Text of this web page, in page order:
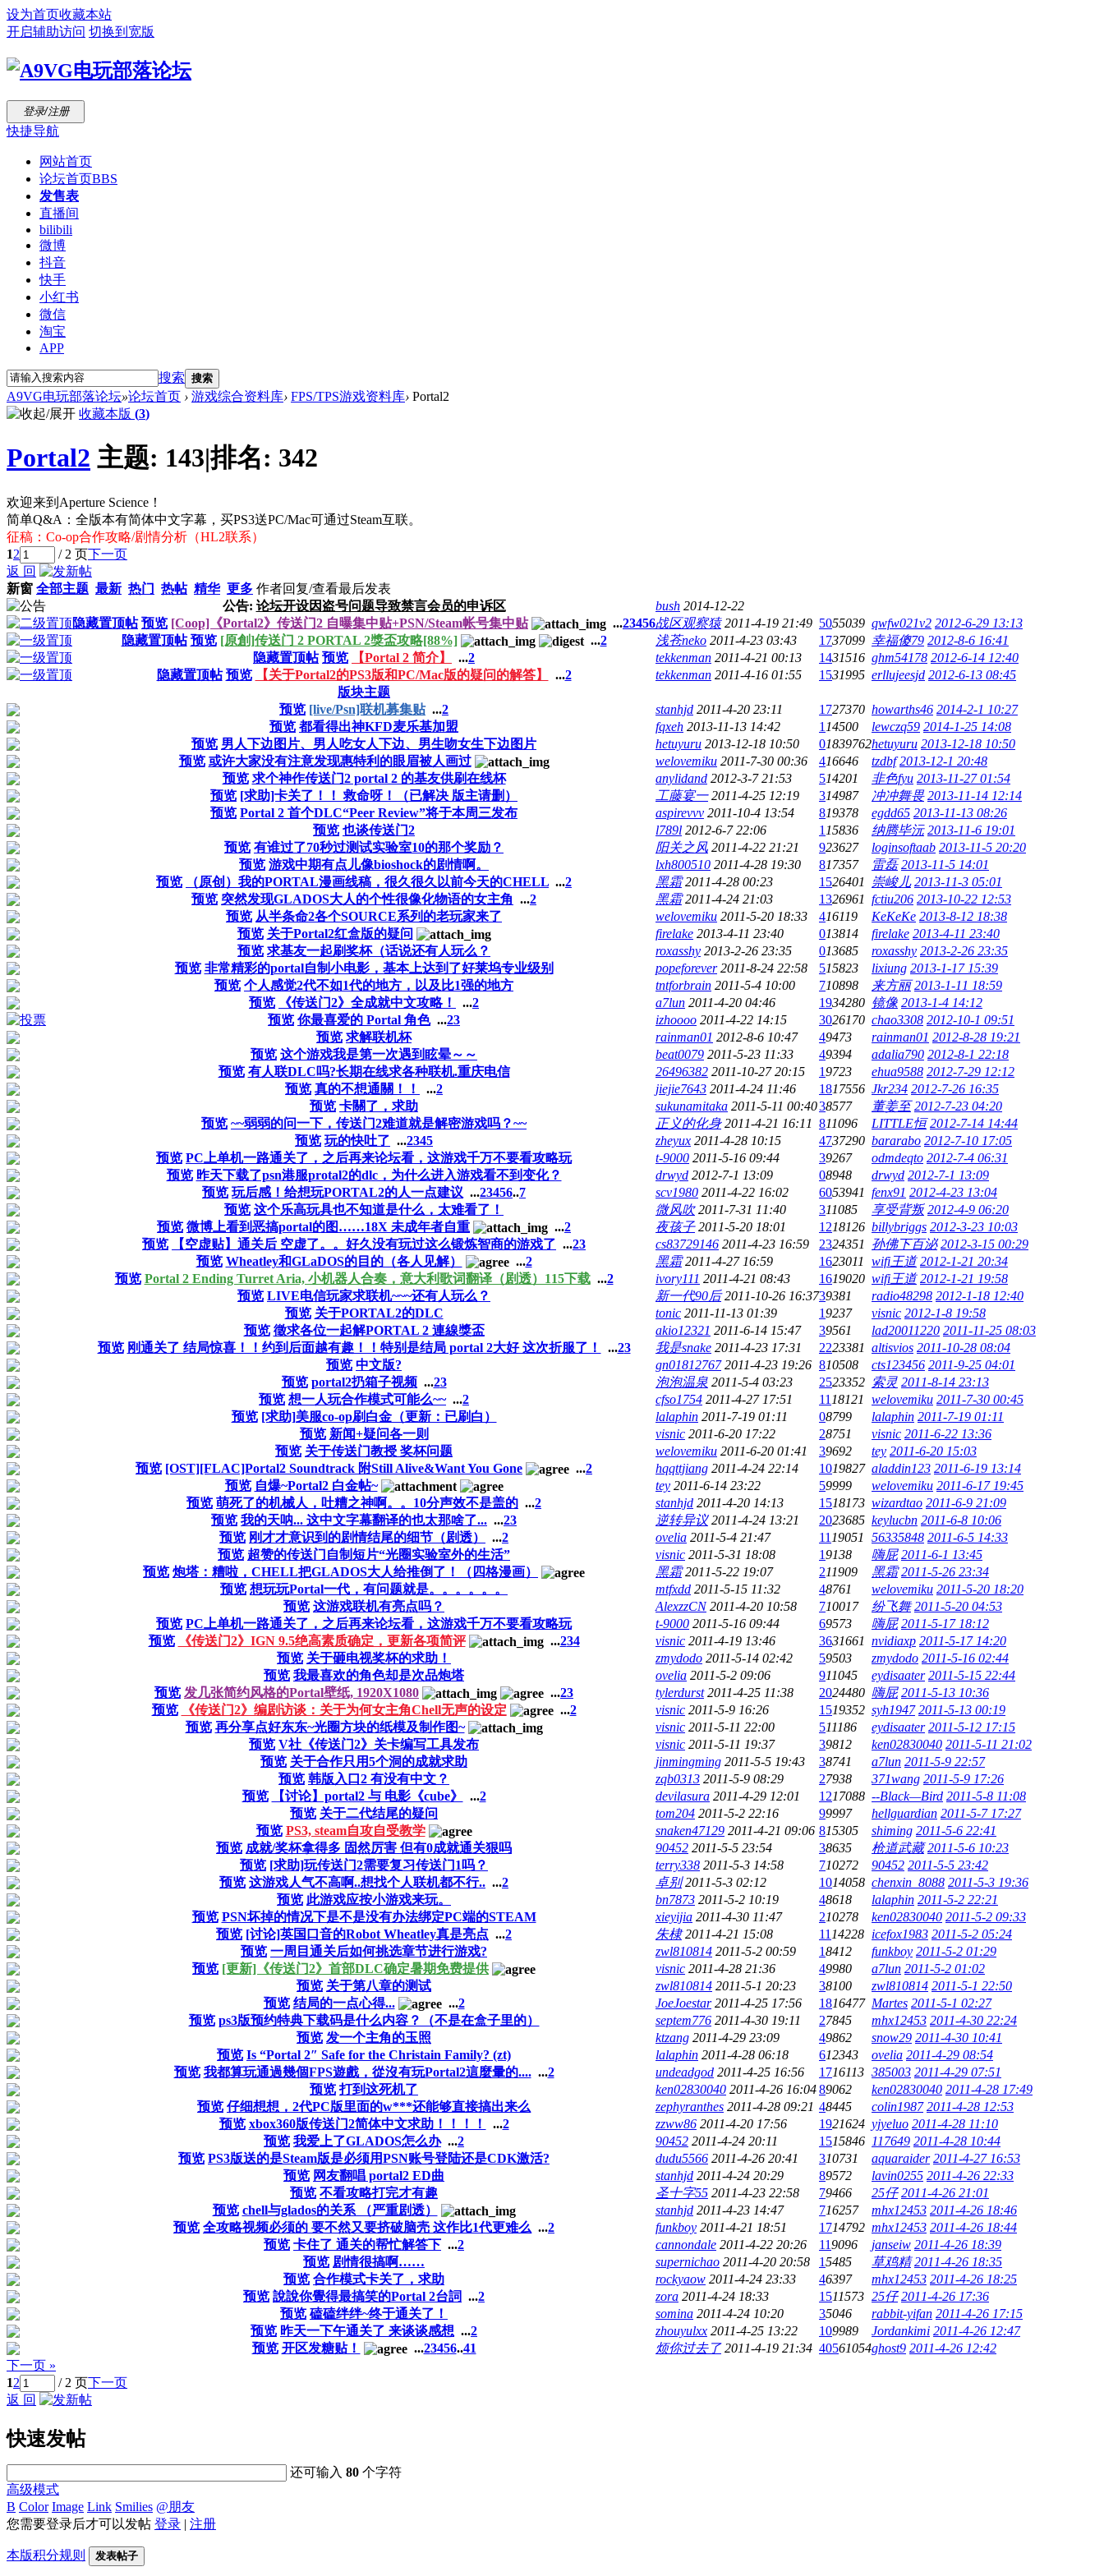
设为首页收藏本站
开启辅助访问 切换到宽版
登录/注册
快捷导航
网站首页
论坛首页BBS
发售表
直播间
bilibili
微博
抖音
快手
小红书
微信
淘宝
APP
搜索 搜索
A9VG电玩部落论坛»论坛首页 › 游戏综合资料库› FPS/TPS游戏资料库› Portal2
收藏本版 (3)
Portal2 主题: 143|排名: 342
欢迎来到Aperture Science！
简单Q&A：全版本有简体中文字幕，买PS3送PC/Mac可通过Steam互联。
征稿：Co-op合作攻略/剧情分析（HL2联系）
12 / 2 页下一页
返 回
新窗 全部主题 最新 热门 热帖 精华 更多 作者回复/查看最后发表
公告: 论坛开设因盗号问题导致禁言会员的申诉区 bush 2014-12-22
隐藏置顶帖 预览 [Coop]《Portal2》传送门2 自曝集中贴+PSN/Steam帐号集中贴 ...23456战区观察猿 2011-4-19 21:49 5055039 qwfw021v2 2012-6-29 13:13
隐藏置顶帖 预览 [原創]传送门 2 PORTAL 2獎盃攻略[88%] ...2 浅苍neko 2011-4-23 03:43 1737099 幸福傻79 2012-8-6 16:41
隐藏置顶帖 预览 【Portal 2 简介】 ...2 tekkenman 2011-4-21 00:13 1431516 ghm54178 2012-6-14 12:40
隐藏置顶帖 预览 【关于Portal2的PS3版和PC/Mac版的疑问的解答】 ...2 tekkenman 2011-4-16 01:55 1531995 erllujeesjd 2012-6-13 08:45
版块主题
预览 [live/Psn]联机募集贴 ...2 stanhjd 2011-4-20 23:11 1727370 howarths46 2014-2-1 10:27
预览 都看得出神KFD麦乐基加盟 fqxeh 2013-11-13 14:42 1 14500 lewczq59 2014-1-25 14:08
预览 男人下边图片、男人吃女人下边、男生吻女生下边图片 hetuyuru 2013-12-18 10:50 01839762hetuyuru 2013-12-18 10:50
预览 或许大家没有注意发现惠特利的眼眉被人画过 welovemiku 2011-7-30 00:36 416646 tzdbf 2013-12-1 20:48
预览 求个神作传送门2 portal 2 的基友供刷在线杯 anylidand 2012-3-7 21:53 514201 非色fyu 2013-11-27 01:54
预览 [求助]卡关了！！ 救命呀！（已解决 版主请删） 工藤宴一 2011-4-25 12:19 314987 冲冲舞畏 2013-11-14 12:14
预览 Portal 2 首个DLC“Peer Review”将于本周三发布 aspirevvv 2011-10-4 13:54 819378 egdd65 2013-11-13 08:26
预览 也谈传送门2 l789l 2012-6-7 22:06 1 15836 纳腾毕沅 2013-11-6 19:01
预览 有谁过了70秒过测试实验室10的那个奖励？ 阳关之风 2011-4-22 21:21 923627 loginsoftaab 2013-11-5 20:20
预览 游戏中期有点儿像bioshock的剧情啊。 lxh800510 2011-4-28 19:30 817357 雷磊 2013-11-5 14:01
预览
（原创）我的PORTAL漫画线稿，很久很久以前今天的CHELL ...2 黑霜 2011-4-28 00:23 1526401 崇峻儿 2013-11-3 05:01
预览 突然发现GLADOS大人的个性很像化物语的女主角 ...2 黑霜 2011-4-24 21:03 1326961 fctiu206 2013-10-22 12:53
预览 从半条命2各个SOURCE系列的老玩家来了 welovemiku 2011-5-20 18:33 416119 KeKeKe 2013-8-12 18:38
预览 关于Portal2红盒版的疑问 firelake 2013-4-11 23:40 013814 firelake 2013-4-11 23:40
预览 求基友一起刷奖杯（话说还有人玩么？ roxasshy 2013-2-26 23:35 013685 roxasshy 2013-2-26 23:35
预览 非常精彩的portal自制小电影，基本上达到了好莱坞专业级别 popeforever 2011-8-24 22:58 515823 lixiung 2013-1-17 15:39
预览 个人感觉2代不如1代的地方，以及比1强的地方 tntforbrain 2011-5-4 10:00 710898 来方丽 2013-1-11 18:59
预览
《传送门2》全成就中文攻略！ ...2 a7lun 2011-4-20 04:46 1934280 镜像 2013-1-4 14:12
预览 你最喜爱的 Portal 角色 ...23 izhoooo 2011-4-22 14:15 3026170 chao3308 2012-10-1 09:51
预览 求解联机杯 rainman01 2012-8-6 10:47 49473 rainman01 2012-8-28 19:21
预览 这个游戏我是第一次遇到眩晕～～ beat0079 2011-5-23 11:33 49394 adalia790 2012-8-1 22:18
预览 有人联DLC吗?长期在线求各种联机.重庆电信 26496382 2011-10-27 20:15 19723 ehua9588 2012-7-29 12:12
预览 真的不想通關！！ ...2 jiejie7643 2011-4-24 11:46 1817556 Jkr234 2012-7-26 16:35
预览 卡關了，求助 sukunamitaka 2011-5-11 00:4038577 董姜至 2012-7-23 04:20
预览 ~~弱弱的问一下，传送门2难道就是解密游戏吗？~~ 正义的化身 2011-4-21 16:11 811096 LITTLE恒 2012-7-14 14:44
预览 玩的快吐了 ...2345 zheyux 2011-4-28 10:15 4737290 bararabo 2012-7-10 17:05
预览 PC上单机一路通关了，之后再来论坛看，这游戏千万不要看攻略玩 t-9000 2011-5-16 09:44 39267 odmdeqto 2012-7-4 06:31
预览 昨天下载了psn港服protal2的dlc，为什么进入游戏看不到变化？ drwyd 2012-7-1 13:09 08948 drwyd 2012-7-1 13:09
预览 玩后感！给想玩PORTAL2的人一点建议 ...23456..7 scv1980 2011-4-22 16:02 6053941 fenx91 2012-4-23 13:04
预览 这个乐高玩具也不知道是什么，太难看了！ 微风吹 2011-7-31 11:40 311085 享受背叛 2012-4-9 06:20
预览 微博上看到恶搞portal的图……18X 未成年者自重 ...2 夜孩子 2011-5-20 18:01 1218126 billybriggs 2012-3-23 10:03
预览
【空虚贴】通关后 空虚了。。好久没有玩过这么锻炼智商的游戏了 ...23 cs83729146 2011-4-23 16:59 2324351 孙佛下百泌 2012-3-15 00:29
预览 Wheatley和GLaDOS的目的（各人见解） ...2 黑霜 2011-4-27 16:59 1623011 wifi王道 2012-1-21 20:34
预览 Portal 2 Ending Turret Aria, 小机器人合奏，意大利歌词翻译（剧透）115下载 ...2 ivory111 2011-4-21 08:43 1619020 wifi王道 2012-1-21 19:58
预览 LIVE电信玩家求联机~~~还有人玩么？ 新一代90后 2011-10-26 16:3739381 radio48298 2012-1-18 12:40
预览 关于PORTAL2的DLC tonic 2011-11-13 01:39 19237 visnic 2012-1-8 19:58
预览 徵求各位一起解PORTAL 2 連線獎盃 akio12321 2011-6-14 15:47 39561 lad20011220 2011-11-25 08:03
预览 刚通关了 结局惊喜！！约到后面越有趣！！特别是结局 portal 2大好 这次折服了！ ...23 我是snake 2011-4-23 17:31 2223381 altisvios 2011-10-28 08:04
预览 中文版? gn01812767 2011-4-23 19:26 810508 cts123456 2011-9-25 04:01
预览 portal2扔箱子视频 ...23 泡泡温泉 2011-5-4 03:23 2523352 索灵 2011-8-14 23:13
预览 想一人玩合作模式可能么~~ ...2 cfso1754 2011-4-27 17:51 11 18121 welovemiku 2011-7-30 00:45
预览 [求助]美服co-op刷白金（更新：已刷白） lalaphin 2011-7-19 01:11 08799 lalaphin 2011-7-19 01:11
预览 新闻+疑问各一则 visnic 2011-6-20 17:22 28751 visnic 2011-6-22 13:36
预览 关于传送门教授 奖杯问题 welovemiku 2011-6-20 01:41 39692 tey 2011-6-20 15:03
预览 [OST][FLAC]Portal2 Soundtrack 附Still Alive&Want You Gone ...2 hqqttjiang 2011-4-24 22:14 1019827 aladdin123 2011-6-19 13:14
预览 自爆~Portal2 白金帖~ tey 2011-6-14 23:22 59999 welovemiku 2011-6-17 19:45
预览 萌死了的机械人，吐糟之神啊。。10分声效不是盖的 ...2 stanhjd 2011-4-20 14:13 1518173 wizardtao 2011-6-9 21:09
预览 我的天呐... 这中文字幕翻译的也太那啥了... ...23 逆转异议 2011-4-24 13:21 2023685 keylucbn 2011-6-8 10:06
预览 刚才才意识到的剧情结尾的细节（剧透） ...2 ovelia 2011-5-4 21:47 11 19051 56335848 2011-6-5 14:33
预览 超赞的传送门自制短片“光圈实验室外的生活” visnic 2011-5-31 18:08 19138 嗨屁 2011-6-1 13:45
预览 炮塔：糟啦，CHELL把GLADOS大人给推倒了！（四格漫画） 黑霜 2011-5-22 19:07 211909 黑霜 2011-5-26 23:34
预览 想玩玩Portal一代，有问题就是。。。。。。 mtfxdd 2011-5-15 11:32 48761 welovemiku 2011-5-20 18:20
预览 这游戏联机有亮点吗？ AlexzzCN 2011-4-20 10:58 710017 纷飞舞 2011-5-20 04:53
预览 PC上单机一路通关了，之后再来论坛看，这游戏千万不要看攻略玩 t-9000 2011-5-16 09:44 69573 嗨屁 2011-5-17 18:12
预览
《传送门2》IGN 9.5绝高素质确定，更新各项简评 ...234 visnic 2011-4-19 13:46 3631661 nvidiaxp 2011-5-17 14:20
预览 关于砸电视奖杯的求助！ zmydodo 2011-5-14 02:42 59503 zmydodo 2011-5-16 02:44
预览 我最喜欢的角色却是次品炮塔 ovelia 2011-5-2 09:06 911045 eydisaater 2011-5-15 22:44
预览 发几张简约风格的Portal壁纸, 1920X1080 ...23 tylerdurst 2011-4-25 11:38 2024480 嗨屁 2011-5-13 10:36
预览
《传送门2》编剧访谈：关于为何女主角Chell无声的设定 ...2 visnic 2011-5-9 16:26 1519352 syh1947 2011-5-13 00:19
预览 再分享点好东东~光圈方块的纸模及制作图~ visnic 2011-5-11 22:00 511186 eydisaater 2011-5-12 17:15
预览 V社《传送门2》关卡编写工具发布 visnic 2011-5-11 19:37 39812 ken02830040 2011-5-11 21:02
预览 关于合作只用5个洞的成就求助 jinmingming 2011-5-5 19:43 38741 a7lun 2011-5-9 22:57
预览 韩版入口2 有没有中文？ zqb0313 2011-5-9 08:29 27938 371wang 2011-5-9 17:26
预览
【讨论】portal2 与 电影《cube》 ...2 devilasura 2011-4-29 12:01 1217088 --Black—Bird 2011-5-8 11:08
预览 关于二代结尾的疑问 tom204 2011-5-2 22:16 99997 hellguardian 2011-5-7 17:27
预览 PS3, steam自攻自受教学 snaken47129 2011-4-21 09:06 815305 shiming 2011-5-6 22:41
预览 成就/奖杯拿得多 固然厉害 但有0成就通关狠吗 90452 2011-5-5 23:54 38635 枪道武藏 2011-5-6 10:23
预览 [求助]玩传送门2需要复习传送门1吗？ terry338 2011-5-3 14:58 710272 90452 2011-5-5 23:42
预览 这游戏人气不高啊..想找个人联机都不行.. ...2 卓别 2011-5-3 02:12 1014058 chenxin_8088 2011-5-3 19:36
预览 此游戏应按小游戏来玩。 bn7873 2011-5-2 10:19 48618 lalaphin 2011-5-2 22:21
预览 PSN坏掉的情况下是不是没有办法绑定PC端的STEAM xieyijia 2011-4-30 11:47 210278 ken02830040 2011-5-2 09:33
预览 [讨论]英国口音的Robot Wheatley真是亮点 ...2 朱棣 2011-4-21 15:08 11 14228 icefox1983 2011-5-2 05:24
预览 一周目通关后如何挑选章节进行游戏? zwl810814 2011-5-2 00:59 18412 funkboy 2011-5-2 01:29
预览 [更新]《传送门2》首部DLC确定暑期免费提供 visnic 2011-4-28 21:36 49980 a7lun 2011-5-2 01:02
预览 关于第八章的测试 zwl810814 2011-5-1 20:23 38100 zwl810814 2011-5-1 22:50
预览 结局的一点心得... ...2 JoeJoestar 2011-4-25 17:56 1816477 Martes 2011-5-1 02:27
预览 ps3版预约特典下载码是什么内容？（不是在盒子里的） septem776 2011-4-30 19:11 27845 mhx12453 2011-4-30 22:24
预览 发一个主角的玉照 ktzang 2011-4-29 23:09 49862 snow29 2011-4-30 10:41
预览 Is “Portal 2″ Safe for the Christain Family? (zt) lalaphin 2011-4-28 06:18 612343 ovelia 2011-4-29 08:54
预览 我都算玩通過幾個FPS遊戲，從沒有玩Portal2這麼暈的.... ...2 undeadgod 2011-4-25 16:56 1716113 385003 2011-4-29 07:51
预览 打到这死机了 ken02830040 2011-4-26 16:0489062 ken02830040 2011-4-28 17:49
预览 仔细想想，2代PC版里面的w***还能够直接搞出来么 zephyranthes 2011-4-28 09:21 48445 colin1987 2011-4-28 12:53
预览 xbox360版传送门2简体中文求助！！！！ ...2 zzww86 2011-4-20 17:56 1921624 yjyeluo 2011-4-28 11:10
预览 我爱上了GLADOS怎么办 ...2 90452 2011-4-24 20:11 1515846 117649 2011-4-28 10:44
预览 PS3版送的是Steam版是必须用PSN账号登陆还是CDK激活? dudu5566 2011-4-26 20:41 310731 aquaraider 2011-4-27 16:53
预览 网友翻唱 portal2 ED曲 stanhjd 2011-4-24 20:29 89572 lavin0255 2011-4-26 22:33
预览 不看攻略打完才有趣 圣十字55 2011-4-23 22:58 79466 25仔 2011-4-26 21:01
预览 chell与glados的关系 （严重剧透） stanhjd 2011-4-23 14:47 716257 mhx12453 2011-4-26 18:46
预览 全攻略视频必须的 要不然又要挤破脑壳 这作比1代更难么 ...2 funkboy 2011-4-21 18:51 1714792 mhx12453 2011-4-26 18:44
预览 卡住了 通关的帮忙解答下 ...2 cannondale 2011-4-22 20:26 119096 janseiw 2011-4-26 18:39
预览 剧情很搞啊…… supernichao 2011-4-20 20:58 15485 草鸡精 2011-4-26 18:35
预览 合作模式卡关了，求助 rockyaow 2011-4-24 23:33 46397 mhx12453 2011-4-26 18:25
预览 說說你覺得最搞笑的Portal 2台詞 ...2 zora 2011-4-24 18:33 1511573 25仔 2011-4-26 17:36
预览 磕磕绊绊~终于通关了！ somina 2011-4-24 10:20 35046 rabbit-yifan 2011-4-26 17:15
预览 昨天一下午通关了 来谈谈感想 ...2 zhouyulxx 2011-4-25 13:22 109989 Jordankimi 2011-4-26 12:47
预览 开区发糖贴！ ...23456..41 烦你过去了 2011-4-19 21:34 40561054ghost9 2011-4-26 12:42
下一页 »
12 / 2 页下一页
返 回
快速发帖
还可输入80 个字符
高级模式
B Color Image Link Smilies @朋友
您需要登录后才可以发帖 登录 | 注册
本版积分规则 发表帖子